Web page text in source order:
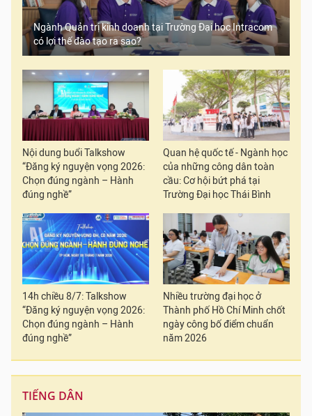
Ngành Quản trị kinh doanh tại Trường Đại học Intracom
có lợi thế đào tạo ra sao?
Nội dung buổi Talkshow
“Đăng ký nguyện vọng 2026:
Chọn đúng ngành – Hành
đúng nghề”
Quan hệ quốc tế - Ngành học
của những công dân toàn
cầu: Cơ hội bứt phá tại
Trường Đại học Thái Bình
14h chiều 8/7: Talkshow
“Đăng ký nguyện vọng 2026:
Chọn đúng ngành – Hành
đúng nghề”
Nhiều trường đại học ở
Thành phố Hồ Chí Minh chốt
ngày công bố điểm chuẩn
năm 2026
TIẾNG DÂN